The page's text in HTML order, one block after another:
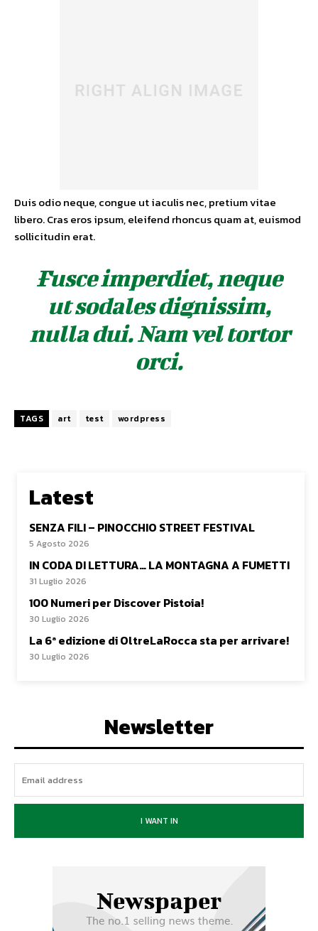
Duis odio neque, congue ut iaculis nec, pretium vitae
libero. Cras eros ipsum, eleifend rhoncus quam at, euismod
sollicitudin erat.
Fusce imperdiet, neque
ut sodales dignissim,
nulla dui. Nam vel tortor
orci.
TAGS art test wordpress
Latest
SENZA FILI – PINOCCHIO STREET FESTIVAL
5 Agosto 2026
IN CODA DI LETTURA… LA MONTAGNA A FUMETTI
31 Luglio 2026
100 Numeri per Discover Pistoia!
30 Luglio 2026
La 6ª edizione di OltreLaRocca sta per arrivare!
30 Luglio 2026
Newsletter
I WANT IN